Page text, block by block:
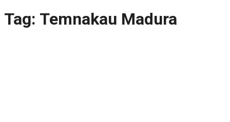
Tag: Temnakau Madura